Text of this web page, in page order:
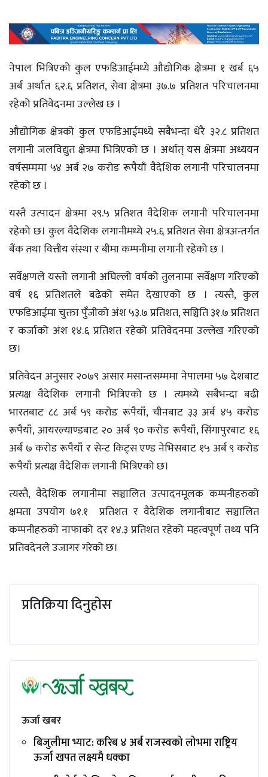
नेपाल भित्रिएको कुल एफडिआईमध्ये औद्योगिक क्षेत्रमा १ खर्ब ६५
अर्ब अर्थात ६२.६ प्रतिशत, सेवा क्षेत्रमा ३७.७ प्रतिशत परिचालनमा
रहेको प्रतिवेदनमा उल्लेख छ ।
औद्योगिक क्षेत्रको कुल एफडिआईमध्ये सबैभन्दा धेरै ३२.८ प्रतिशत
लगानी जलविद्युत क्षेत्रमा भित्रिएको छ । अर्थात् यस क्षेत्रमा अध्ययन
वर्षसम्ममा ५४ अर्ब २७ करोड रूपैयाँ वैदेशिक लगानी परिचालनमा
रहेको छ ।
यस्तै उत्पादन क्षेत्रमा २९.५ प्रतिशत वैदेशिक लगानी परिचालनमा
रहेको छ। कुल वैदेशिक लगानीमध्ये २५.६ प्रतिशत सेवा क्षेत्रअन्तर्गत
बैंक तथा वित्तीय संस्था र बीमा कम्पनीमा लगानी रहेको छ ।
सर्वेक्षणले यस्तो लगानी अघिल्लो वर्षको तुलनामा सर्वेक्षण गरिएको
वर्ष १६ प्रतिशतले बढेको समेत देखाएको छ । त्यस्तै, कुल
एफडिआईमा चुक्ता पुँजीको अंश ५३.७ प्रतिशत, सञ्चिति ३१.७ प्रतिशत
र कर्जाको अंश १४.६ प्रतिशत रहेको प्रतिवेदनमा उल्लेख गरिएको
छ।
प्रतिवेदन अनुसार २०७९ असार मसान्तसम्ममा नेपालमा ५७ देशबाट
प्रत्यक्ष वैदेशिक लगानी भित्रिएको छ । त्यमध्ये सबैभन्दा बढी
भारतबाट ८८ अर्ब ५९ करोड रूपैयाँ, चीनबाट ३३ अर्ब ४५ करोड
रूपैयाँ, आयरल्याण्डबाट २० अर्ब ९० करोड रूपैयाँ, सिंगापुरबाट १६
अर्ब ७ करोड रूपैयाँ र सेन्ट किट्स एण्ड नेभिसबाट १५ अर्ब ९ करोड
रूपैयाँ प्रत्यक्ष वैदेशिक लगानी भित्रिएको छ।
त्यस्तै, वैदेशिक लगानीमा सञ्चालित उत्पादनमूलक कम्पनीहरुको
क्षमता उपयोग ७१.१ प्रतिशत र वैदेशिक लगानीबाट सञ्चालित
कम्पनीहरुको नाफाको दर १४.३ प्रतिशत रहेको महत्वपूर्ण तथ्य पनि
प्रतिवदेनले उजागर गरेको छ।
प्रतिक्रिया दिनुहोस
ऊर्जा खबर
बिजुलीमा भ्याट: करिब ४ अर्ब राजस्वको लोभमा राष्ट्रिय
ऊर्जा खपत लक्ष्यमै धक्का